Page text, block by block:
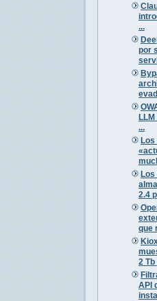
...
por
LLM
...
Los
Los
2.4
que
2 Tb
API